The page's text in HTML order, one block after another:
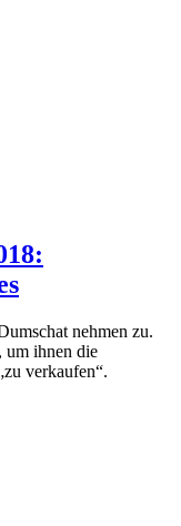
nehmen zu.
um ihnen die
verkaufen“.